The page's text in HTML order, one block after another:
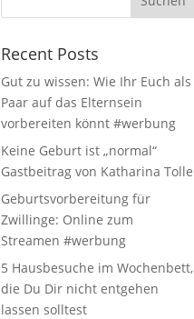
Recent Posts
Gut zu wissen: Wie Ihr Euch als
Paar auf das Elternsein
vorbereiten könnt #werbung
Keine Geburt ist „normal“
Gastbeitrag von Katharina Tolle
Geburtsvorbereitung für
Zwillinge: Online zum
Streamen #werbung
5 Hausbesuche im Wochenbett,
die Du Dir nicht entgehen
lassen solltest